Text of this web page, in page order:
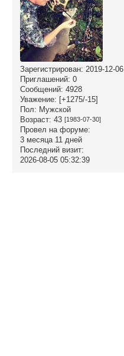
Зарегистрирован: 2019-12-06
Приглашений: 0
Сообщений: 4928
Уважение: [+1275/-15]
Пол: Мужской
Возраст: 43 [1983-07-30]
Провел на форуме:
3 месяца 11 дней
Последний визит:
2026-08-05 05:32:39